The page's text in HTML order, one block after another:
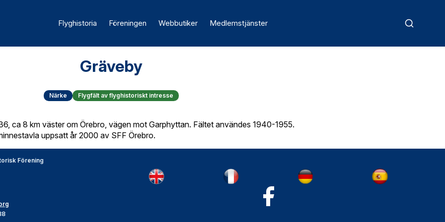
Flyghistoria Föreningen Webbutiker Medlemstjänster
Gräveby
Närke Flygfält av flyghistoriskt intresse
ca 8 km väster om Örebro, vägen mot Garphyttan. Fältet användes 1940-1955.
uppsatt år 2000 av SFF Örebro.
Förening